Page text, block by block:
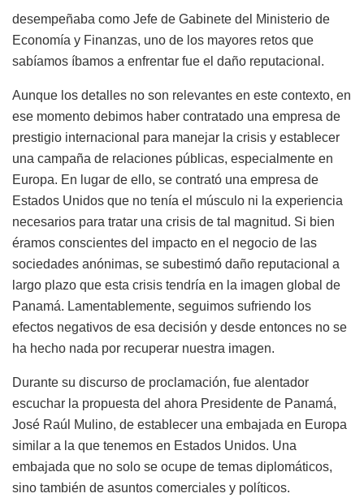
desempeñaba como Jefe de Gabinete del Ministerio de
Economía y Finanzas, uno de los mayores retos que
sabíamos íbamos a enfrentar fue el daño reputacional.
Aunque los detalles no son relevantes en este contexto, en
ese momento debimos haber contratado una empresa de
prestigio internacional para manejar la crisis y establecer
una campaña de relaciones públicas, especialmente en
Europa. En lugar de ello, se contrató una empresa de
Estados Unidos que no tenía el músculo ni la experiencia
necesarios para tratar una crisis de tal magnitud. Si bien
éramos conscientes del impacto en el negocio de las
sociedades anónimas, se subestimó daño reputacional a
largo plazo que esta crisis tendría en la imagen global de
Panamá. Lamentablemente, seguimos sufriendo los
efectos negativos de esa decisión y desde entonces no se
ha hecho nada por recuperar nuestra imagen.
Durante su discurso de proclamación, fue alentador
escuchar la propuesta del ahora Presidente de Panamá,
José Raúl Mulino, de establecer una embajada en Europa
similar a la que tenemos en Estados Unidos. Una
embajada que no solo se ocupe de temas diplomáticos,
sino también de asuntos comerciales y políticos.